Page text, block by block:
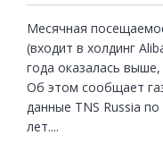
Месячная
(входит в холдинг
года оказалась
Об этом сообщает
данные TNS Russia
лет....